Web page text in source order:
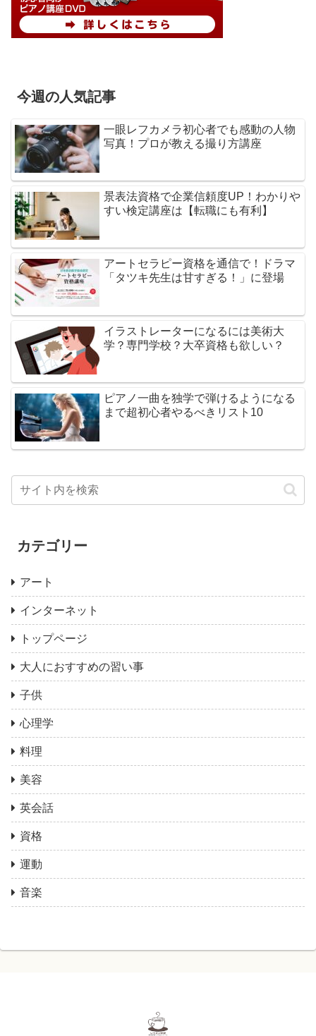
今週の人気記事
一眼レフカメラ初心者でも感動の人物
写真！プロが教える撮り方講座
景表法資格で企業信頼度UP！わかりや
すい検定講座は【転職にも有利】
アートセラピー資格を通信で！ドラマ
「タツキ先生は甘すぎる！」に登場
イラストレーターになるには美術大
学？専門学校？大卒資格も欲しい？
ピアノ一曲を独学で弾けるようになる
まで超初心者やるべきリスト10
カテゴリー
アート
インターネット
トップページ
大人におすすめの習い事
子供
心理学
料理
美容
英会話
資格
運動
音楽